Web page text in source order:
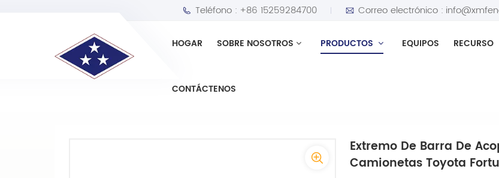
Teléfono : +86 15259284700 Correo electrónico :
HOGAR SOBRE NOSOTROS PRODUCTOS EQUIPOS RECURSO
CONTÁCTENOS
HOGAR Extremo de la barra de acoplamiento Extremo de barra de acoplamiento Premium
Extremo De Barra De
Camionetas Toyota